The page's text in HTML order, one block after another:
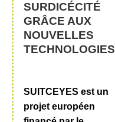
SURDICÉCITÉ
GRÂCE AUX
NOUVELLES
TECHNOLOGIES
SUITCEYES est un
projet européen